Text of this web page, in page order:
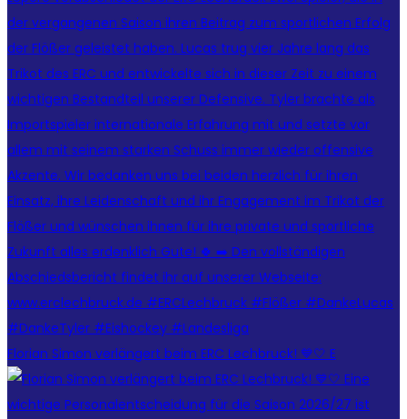
Florian Simon verlängert beim ERC Lechbruck! 💙🤍 E